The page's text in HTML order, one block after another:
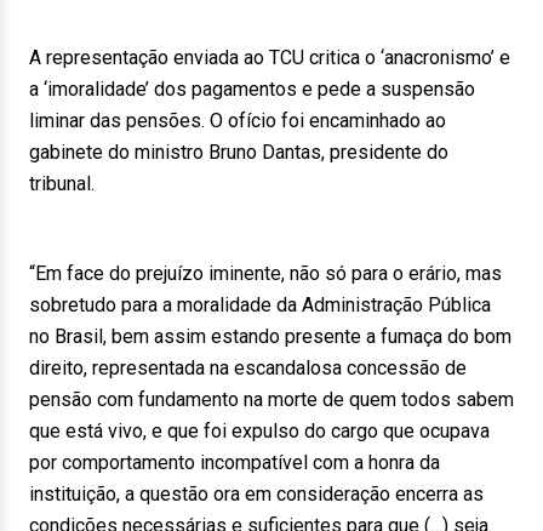
A representação enviada ao TCU critica o ‘anacronismo’ e
a ‘imoralidade’ dos pagamentos e pede a suspensão
liminar das pensões. O ofício foi encaminhado ao
gabinete do ministro Bruno Dantas, presidente do
tribunal.
“Em face do prejuízo iminente, não só para o erário, mas
sobretudo para a moralidade da Administração Pública
no Brasil, bem assim estando presente a fumaça do bom
direito, representada na escandalosa concessão de
pensão com fundamento na morte de quem todos sabem
que está vivo, e que foi expulso do cargo que ocupava
por comportamento incompatível com a honra da
instituição, a questão ora em consideração encerra as
condições necessárias e suficientes para que (…) seja